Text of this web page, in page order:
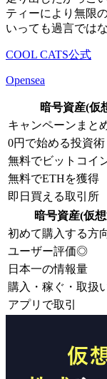
ティーにより無限
いっても過言では
COOL CATS公式
Opensea
暗号資産(仮
キャンペーンまと
0円で始める投資術
無料でビットコイ
無料でETHを獲得
即日買える取引所
暗号資産(仮
初めて購入する方
ユーザー評価◎
日本一の情報量
購入・稼ぐ・取扱
アプリで取引